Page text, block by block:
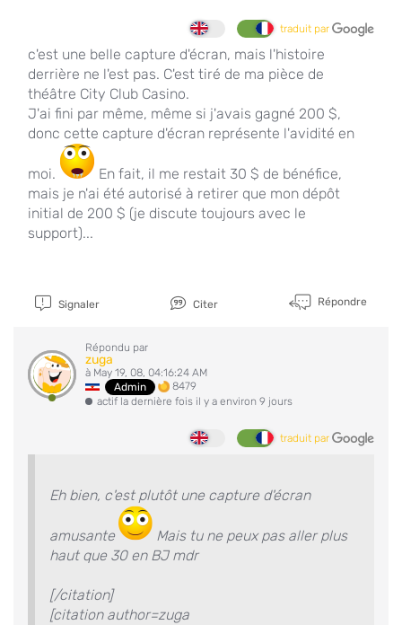
traduit par
c'est une belle capture d'écran, mais l'histoire
derrière ne l'est pas. C'est tiré de ma pièce de
théâtre City Club Casino.
J'ai fini par même, même si j'avais gagné 200 $,
donc cette capture d'écran représente l'avidité en
moi.
En fait, il me restait 30 $ de bénéfice,
mais je n'ai été autorisé à retirer que mon dépôt
initial de 200 $ (je discute toujours avec le
support)...
Signaler Citer Répondre
Répondu par
zuga
à May 19, 08, 04:16:24 AM
Admin
8479
actif la dernière fois il y a environ 9 jours
traduit par
Eh bien, c'est plutôt une capture d'écran
amusante
Mais tu ne peux pas aller plus
haut que 30 en BJ mdr
[/citation]
[citation author=zuga